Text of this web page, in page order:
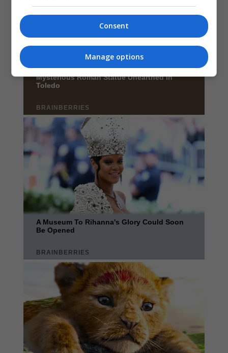
Consent
Manage options